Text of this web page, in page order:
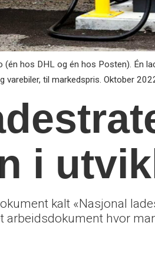
(én hos DHL og én hos Posten). Én
varebiler, til markedspris. Oktober
i
kalt «Nasjonal
arbeidsdokument hvor